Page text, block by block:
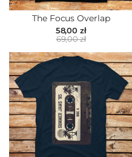
The Focus Overlap
58,00 zł
69,00 zł